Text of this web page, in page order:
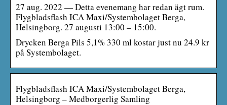
27 aug. 2022 — Detta evenemang har redan ägt rum.
Flygbladsflash ICA Maxi/Systembolaget Berga,
Helsingborg. 27 augusti 13:00 – 15:00.
Drycken Berga Pils 5,1% 330 ml kostar just nu 24.9 kr
på Systembolaget.
Flygbladsflash ICA Maxi/Systembolaget Berga,
Helsingborg – Medborgerlig Samling